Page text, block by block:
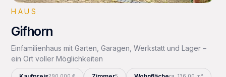
HAUS
Gifhorn
Einfamilienhaus mit Garten, Garagen, Werkstatt und Lager –
ein Ort voller Möglichkeiten